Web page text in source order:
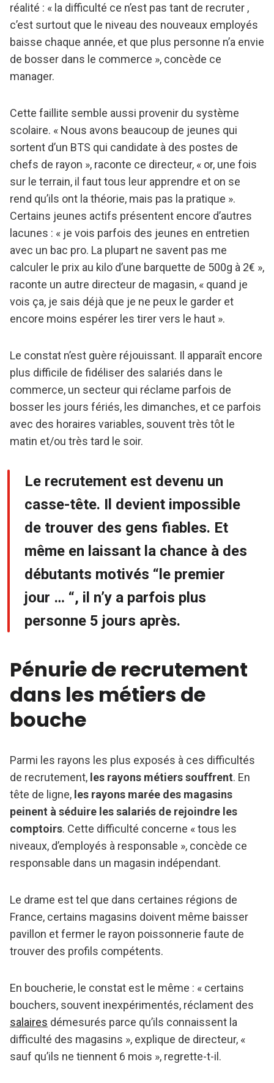
réalité : « la difficulté ce n’est pas tant de recruter ,
c’est surtout que le niveau des nouveaux employés
baisse chaque année, et que plus personne n’a envie
de bosser dans le commerce », concède ce
manager.
Cette faillite semble aussi provenir du système
scolaire. « Nous avons beaucoup de jeunes qui
sortent d’un BTS qui candidate à des postes de
chefs de rayon », raconte ce directeur, « or, une fois
sur le terrain, il faut tous leur apprendre et on se
rend qu’ils ont la théorie, mais pas la pratique ».
Certains jeunes actifs présentent encore d’autres
lacunes : « je vois parfois des jeunes en entretien
avec un bac pro. La plupart ne savent pas me
calculer le prix au kilo d’une barquette de 500g à 2€ »,
raconte un autre directeur de magasin, « quand je
vois ça, je sais déjà que je ne peux le garder et
encore moins espérer les tirer vers le haut ».
Le constat n’est guère réjouissant. Il apparaît encore
plus difficile de fidéliser des salariés dans le
commerce, un secteur qui réclame parfois de
bosser les jours fériés, les dimanches, et ce parfois
avec des horaires variables, souvent très tôt le
matin et/ou très tard le soir.
Le recrutement est devenu un
casse-tête. Il devient impossible
de trouver des gens fiables. Et
même en laissant la chance à des
débutants motivés “le premier
jour … “, il n’y a parfois plus
personne 5 jours après.
Pénurie de recrutement
dans les métiers de
bouche
Parmi les rayons les plus exposés à ces difficultés
de recrutement, les rayons métiers souffrent. En
tête de ligne, les rayons marée des magasins
peinent à séduire les salariés de rejoindre les
comptoirs. Cette difficulté concerne « tous les
niveaux, d’employés à responsable », concède ce
responsable dans un magasin indépendant.
Le drame est tel que dans certaines régions de
France, certains magasins doivent même baisser
pavillon et fermer le rayon poissonnerie faute de
trouver des profils compétents.
En boucherie, le constat est le même : « certains
bouchers, souvent inexpérimentés, réclament des
salaires démesurés parce qu’ils connaissent la
difficulté des magasins », explique de directeur, «
sauf qu’ils ne tiennent 6 mois », regrette-t-il.